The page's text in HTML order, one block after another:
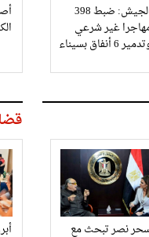
الجيش: ضبط 398
غير شرعي
6 أنفاق بسيناء
نصر تبحث مع